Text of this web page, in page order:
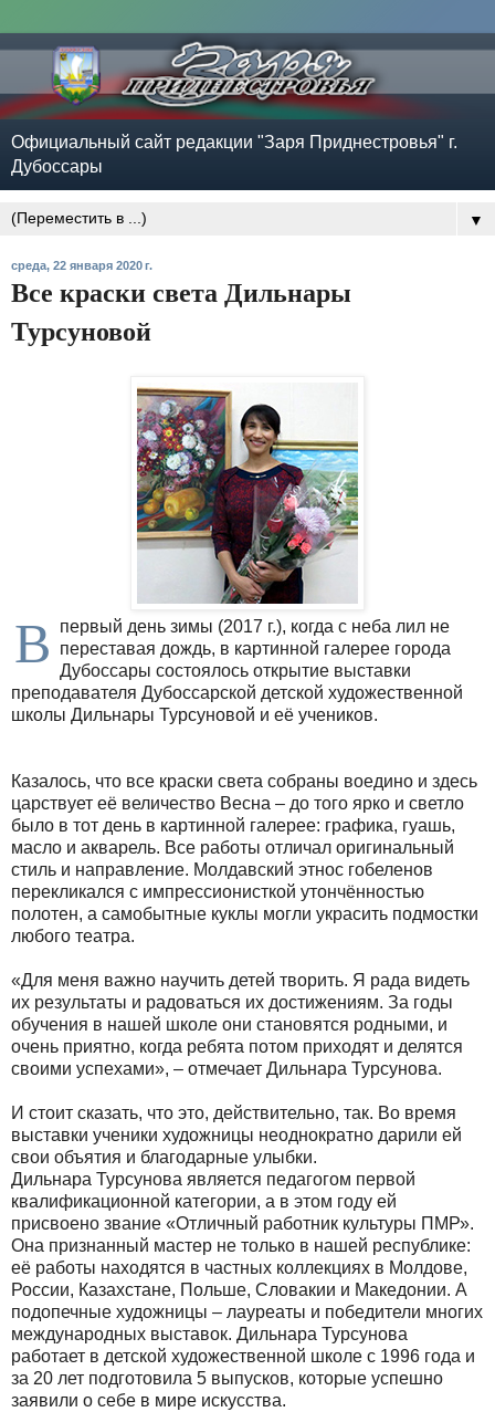
Официальный сайт редакции "Заря Приднестровья" г.
Дубоссары
▼
среда, 22 января 2020 г.
Все краски света Дильнары
Турсуновой
В
первый день зимы (2017 г.), когда с неба лил не
переставая дождь, в картинной галерее города
Дубоссары состоялось открытие выставки
преподавателя Дубоссарской детской художественной
школы Дильнары Турсуновой и её учеников.
Казалось, что все краски света собраны воедино и здесь
царствует её величество Весна – до того ярко и светло
было в тот день в картинной галерее: графика, гуашь,
масло и акварель. Все работы отличал оригинальный
стиль и направление. Молдавский этнос гобеленов
перекликался с импрессионисткой утончённостью
полотен, а самобытные куклы могли украсить подмостки
любого театра.
«Для меня важно научить детей творить. Я рада видеть
их результаты и радоваться их достижениям. За годы
обучения в нашей школе они становятся родными, и
очень приятно, когда ребята потом приходят и делятся
своими успехами», – отмечает Дильнара Турсунова.
И стоит сказать, что это, действительно, так. Во время
выставки ученики художницы неоднократно дарили ей
свои объятия и благодарные улыбки.
Дильнара Турсунова является педагогом первой
квалификационной категории, а в этом году ей
присвоено звание «Отличный работник культуры ПМР».
Она признанный мастер не только в нашей республике:
её работы находятся в частных коллекциях в Молдове,
России, Казахстане, Польше, Словакии и Македонии. А
подопечные художницы – лауреаты и победители многих
международных выставок. Дильнара Турсунова
работает в детской художественной школе с 1996 года и
за 20 лет подготовила 5 выпусков, которые успешно
заявили о себе в мире искусства.